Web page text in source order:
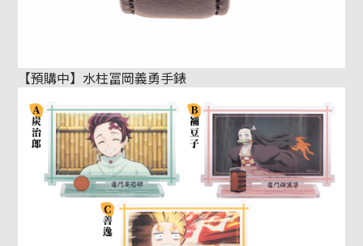
【預購中】水柱冨岡義勇手錶